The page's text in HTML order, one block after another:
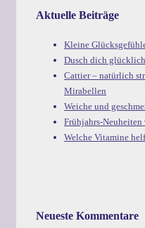
Aktuelle Beiträge
Kleine
Dusch dich
Cattier – natürlich
Mirabellen
Weiche und
Frühjahrs-
Welche Vitamine
Neueste Kommentare